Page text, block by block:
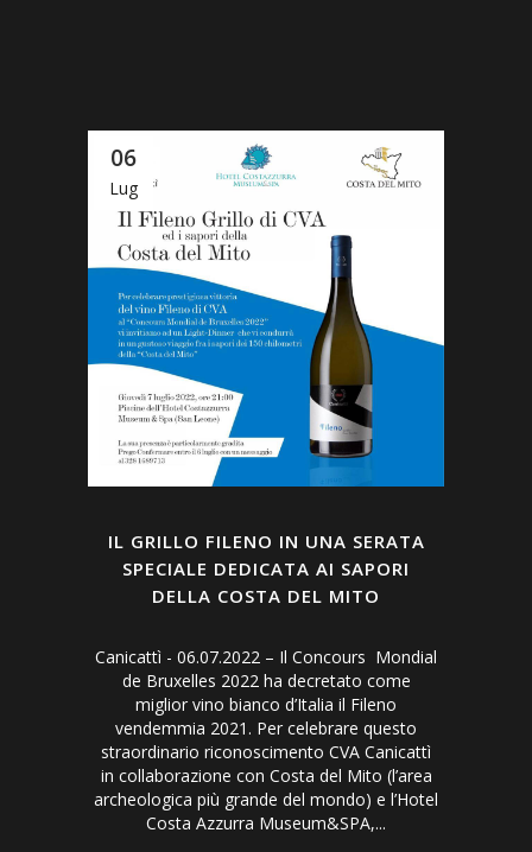
06
Lug
IL GRILLO FILENO IN UNA SERATA
SPECIALE DEDICATA AI SAPORI
DELLA COSTA DEL MITO
Canicattì - 06.07.2022 – Il Concours Mondial
de Bruxelles 2022 ha decretato come
miglior vino bianco d’Italia il Fileno
vendemmia 2021. Per celebrare questo
straordinario riconoscimento CVA Canicattì
in collaborazione con Costa del Mito (l’area
archeologica più grande del mondo) e l’Hotel
Costa Azzurra Museum&SPA,...